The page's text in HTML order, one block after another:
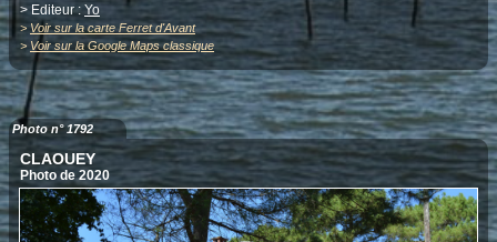
> Editeur : Yo
> Voir sur la carte Ferret d'Avant
> Voir sur la Google Maps classique
Photo n° 1792
CLAOUEY
Photo de 2020